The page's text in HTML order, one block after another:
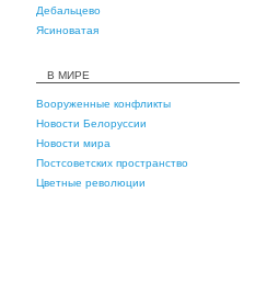
Дебальцево
Ясиноватая
В МИРЕ
Вооруженные конфликты
Новости Белоруссии
Новости мира
Постсоветских пространство
Цветные революции